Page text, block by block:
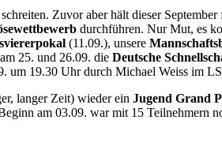
Zuvor aber hält dieser
durchführen. Nur Mut, es
(11.09.), unsere Mannschaft
25. und 26.09. die Deutsche
um 19.30 Uhr durch Michael Weiss im
langer Zeit) wieder ein Jugend Grand
am 03.09. war mit 15